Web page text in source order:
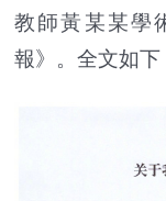
教師黃某某學
報》。全文如下